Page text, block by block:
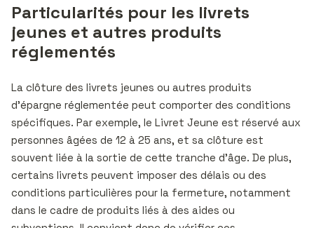
Particularités pour les livrets
jeunes et autres produits
réglementés
La clôture des livrets jeunes ou autres produits
d’épargne réglementée peut comporter des conditions
spécifiques. Par exemple, le Livret Jeune est réservé aux
personnes âgées de 12 à 25 ans, et sa clôture est
souvent liée à la sortie de cette tranche d’âge. De plus,
certains livrets peuvent imposer des délais ou des
conditions particulières pour la fermeture, notamment
dans le cadre de produits liés à des aides ou